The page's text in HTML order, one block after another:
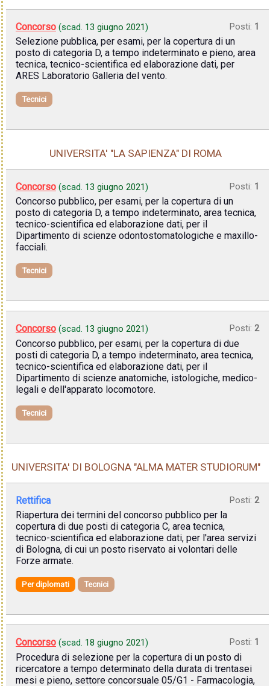
Concorso (scad. 13 giugno 2021) Posti: 1
Selezione pubblica, per esami, per la copertura di un
posto di categoria D, a tempo indeterminato e pieno, area
tecnica, tecnico-scientifica ed elaborazione dati, per
ARES Laboratorio Galleria del vento.
Tecnici
UNIVERSITA' "LA SAPIENZA" DI ROMA
Concorso (scad. 13 giugno 2021) Posti: 1
Concorso pubblico, per esami, per la copertura di un
posto di categoria D, a tempo indeterminato, area tecnica,
tecnico-scientifica ed elaborazione dati, per il
Dipartimento di scienze odontostomatologiche e maxillo-
facciali.
Tecnici
Concorso (scad. 13 giugno 2021) Posti: 2
Concorso pubblico, per esami, per la copertura di due
posti di categoria D, a tempo indeterminato, area tecnica,
tecnico-scientifica ed elaborazione dati, per il
Dipartimento di scienze anatomiche, istologiche, medico-
legali e dell'apparato locomotore.
Tecnici
UNIVERSITA' DI BOLOGNA "ALMA MATER STUDIORUM"
Rettifica Posti: 2
Riapertura dei termini del concorso pubblico per la
copertura di due posti di categoria C, area tecnica,
tecnico-scientifica ed elaborazione dati, per l'area servizi
di Bologna, di cui un posto riservato ai volontari delle
Forze armate.
Per diplomati Tecnici
Concorso (scad. 18 giugno 2021) Posti: 1
Procedura di selezione per la copertura di un posto di
ricercatore a tempo determinato della durata di trentasei
mesi e pieno, settore concorsuale 05/G1 - Farmacologia,